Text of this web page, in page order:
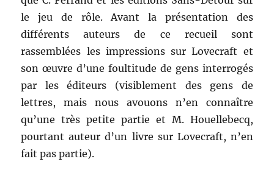
le jeu de rôle. Avant la présentation des
différents auteurs de ce recueil sont
rassemblées les impressions sur Lovecraft et
son œuvre d’une foultitude de gens interrogés
par les éditeurs (visiblement des gens de
lettres, mais nous avouons n’en connaître
qu’une très petite partie et M. Houellebecq,
pourtant auteur d’un livre sur Lovecraft, n’en
fait pas partie).